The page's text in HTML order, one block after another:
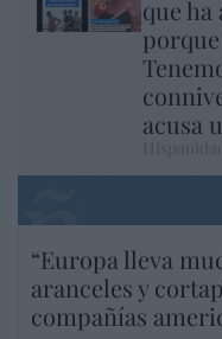
que ha
acusa
“Europa lleva
aranceles y
compañías